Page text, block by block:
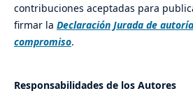
contribuciones aceptadas para
firmar la Declaración Jurada de autoría
compromiso.
Responsabilidades de los Autores